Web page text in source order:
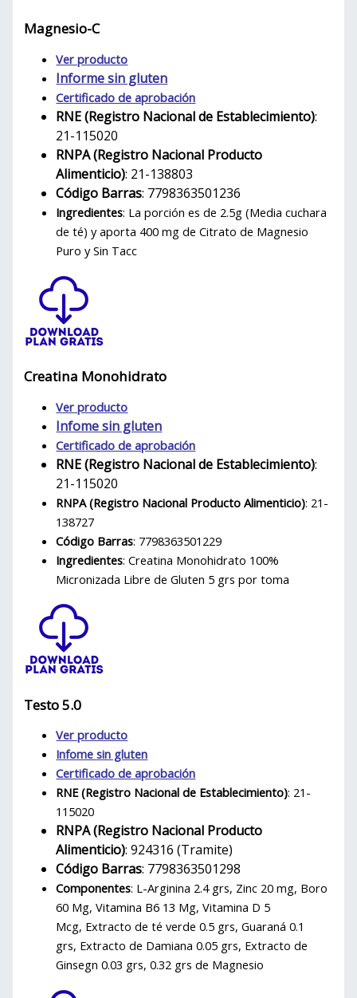
Magnesio-C
Ver producto
Informe sin gluten
Certificado de aprobación
RNE (Registro Nacional de Establecimiento):
21-115020
RNPA (Registro Nacional Producto
Alimenticio): 21-138803
Código Barras: 7798363501236
Ingredientes: La porción es de 2.5g (Media cuchara
de té) y aporta 400 mg de Citrato de Magnesio
Puro y Sin Tacc
Creatina Monohidrato
Ver producto
Infome sin gluten
Certificado de aprobación
RNE (Registro Nacional de Establecimiento):
21-115020
RNPA (Registro Nacional Producto Alimenticio): 21-
138727
Código Barras: 7798363501229
Ingredientes: Creatina Monohidrato 100%
Micronizada Libre de Gluten 5 grs por toma
Testo 5.0
Ver producto
Infome sin gluten
Certificado de aprobación
RNE (Registro Nacional de Establecimiento): 21-
115020
RNPA (Registro Nacional Producto
Alimenticio): 924316 (Tramite)
Código Barras: 7798363501298
Componentes: L-Arginina 2.4 grs, Zinc 20 mg, Boro
60 Mg,Vitamina B6 13 Mg,Vitamina D 5
Mcg, Extracto de té verde 0.5 grs,Guaraná 0.1
grs, Extracto de Damiana 0.05 grs, Extracto de
Ginsegn 0.03 grs, 0.32 grs de Magnesio